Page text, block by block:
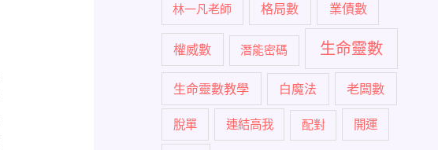
林一凡老師 格局數 業債數
權威數 潛能密碼 生命靈數
生命靈數教學 白魔法 老闆數
脫單 連結高我 配對 開運